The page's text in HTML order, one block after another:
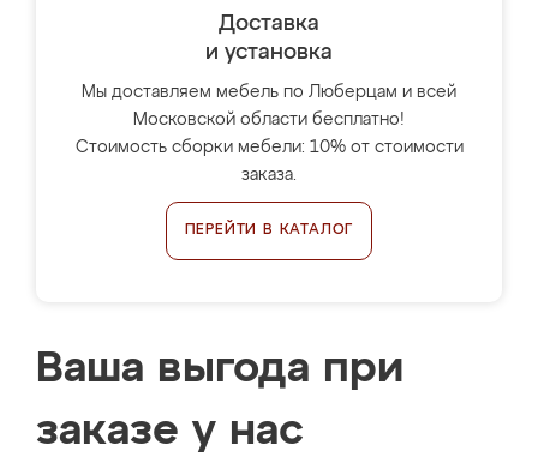
Доставка
и установка
Мы доставляем мебель по Люберцам и всей
Московской области бесплатно!
Стоимость сборки мебели: 10% от стоимости
заказа.
ПЕРЕЙТИ В КАТАЛОГ
Ваша выгода при
заказе у нас